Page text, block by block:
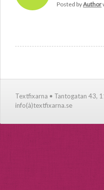
Posted byAuthor
Textfixarna • Tantogatan 43,
info(à)textfixarna.se